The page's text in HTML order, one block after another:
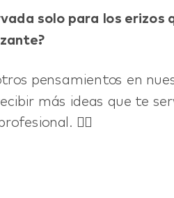
solo para los erizos
pensamientos en
más ideas que te
👇🏼